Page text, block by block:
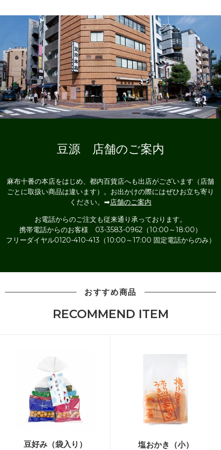
豆源 店舗のご案内
麻布十番の本店をはじめ、都内百貨店へも出店がございます（店舗
ごとに取扱い商品は違います）。お出かけの際にはぜひお立ち寄り
ください。➡店舗のご案内
お電話からのご注文も従来通り承っております。
携帯電話からのお客様 03-3583-0962（10:00～18:00）
フリーダイヤル0120-410-413（10:00～17:00 固定電話からのみ）
おすすめ商品
RECOMMEND ITEM
豆好み（袋入り） 塩おかき（小）